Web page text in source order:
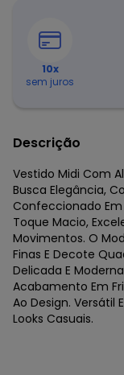
10x
sem juros
Descrição
Vestido Midi Com
Busca Elegância,
Confeccionado Em
Toque Macio,
Movimentos. O
Finas E Decote
Delicada E
Acabamento Em
Ao Design. Versátil
Looks Casuais.
Infinita Cor -